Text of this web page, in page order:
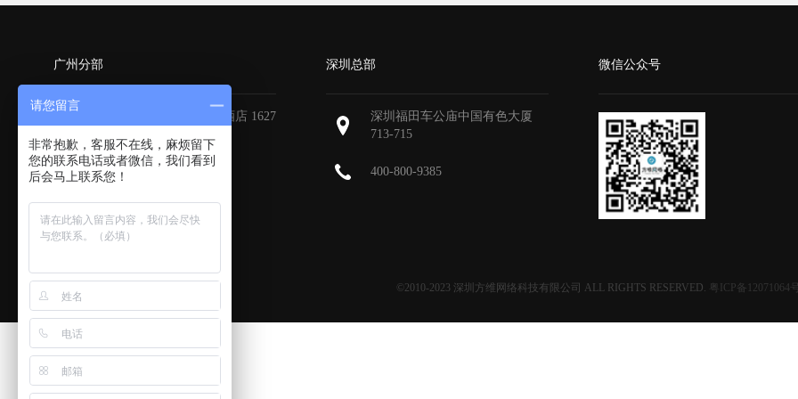
广州分部
广州天河区地中海国际酒店 1627
深圳总部
深圳福田车公庙中国有色大厦
713-715
400-800-9385
微信公众号
©2010-2023 深圳方维网络科技有限公司 ALL RIGHTS RESERVED. 粤ICP备12071064
请您留言
非常抱歉，客服不在线，麻烦留下
您的联系电话或者微信，我们看到
后会马上联系您！